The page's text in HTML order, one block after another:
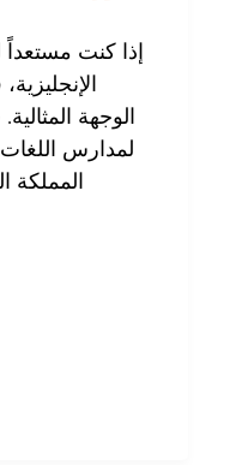
إذا كنت
الوجهة
لمدارس
المملكة